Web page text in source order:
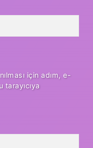
için adım, e-